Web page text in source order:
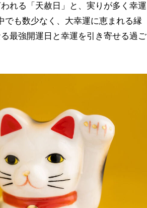
れる「天赦日」と、実りが多く幸運
でも数少なく、大幸運に恵まれる縁
最強開運日と幸運を引き寄せる過ご